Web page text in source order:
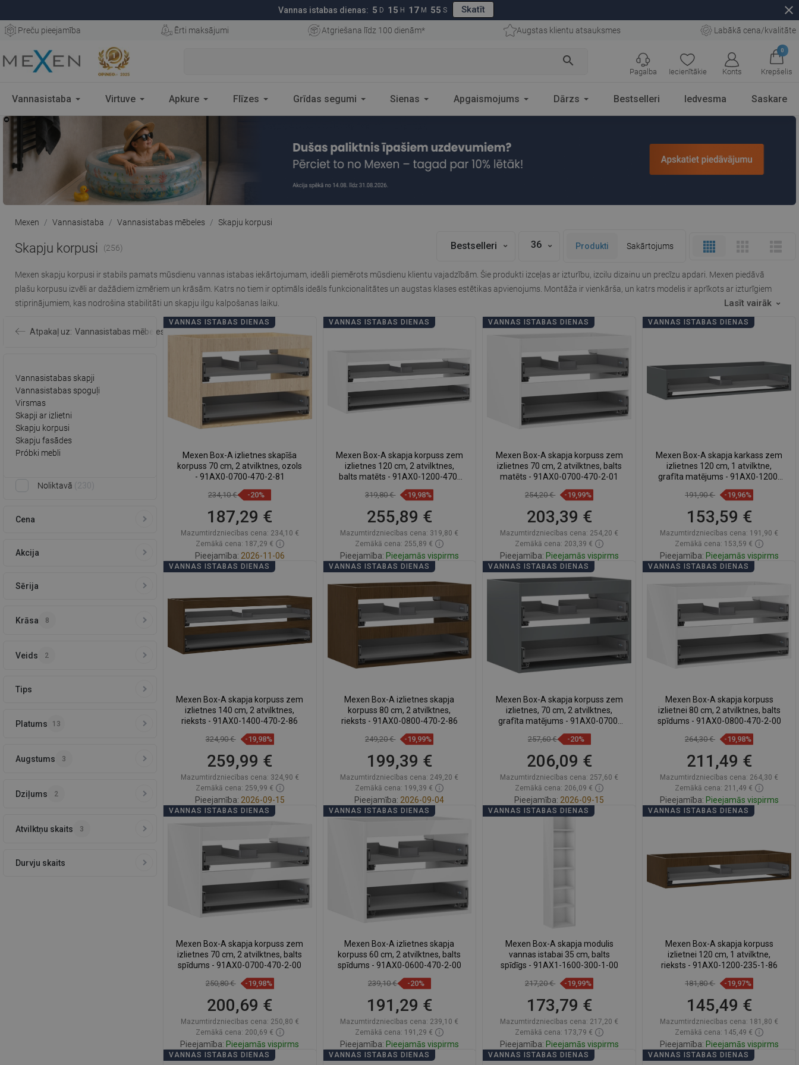
Vannas istabas dienas: 5 D 15 H 17 M 54 S Skatīt close
Preču pieejamība Ērti maksājumi Atgriešana līdz 100 dienām* Augstas klientu atsauksmes Labākā cena/kvalitāte
search
Iecienītākie Konts
0
Krepšelis
Pagalba
Vannasistaba Virtuve Apkure Flīzes Grīdas segumi Sienas Apgaismojums Dārzs Bestselleri Iedvesma Saskare
Mexen Vannasistaba Vannasistabas mēbeles Skapju korpusi
Skapju korpusi (256) Bestselleri 36 Produkti Sakārtojums
Mexen skapju korpusi ir stabils pamats mūsdienu vannas istabas iekārtojumam, ideāli piemērots mūsdienu klientu vajadzībām. Šie produkti izceļas ar izturību, izcilu dizainu un precīzu apdari. Mexen piedāvā
plašu korpusu izvēli ar dažādiem izmēriem un krāsām. Katrs no tiem ir optimāls ideāls funkcionalitātes un augstas klases estētikas apvienojums. Montāža ir vienkārša, un katrs modelis ir aprīkots ar izturīgiem
stiprinājumiem, kas nodrošina stabilitāti un skapju ilgu kalpošanas laiku.
Lasīt vairāk
Vannasistabas skapji
Vannasistabas spoguļi
Virsmas
Skapji ar izlietni
Skapju korpusi
Skapju fasādes
Próbki mebli
Noliktavā 230
Cena
Akcija
Sērija
Krāsa 8
Veids 2
Tips
Platums 13
Augstums 3
Dziļums 2
Atvilktņu skaits 3
Durvju skaits
Atpakaļ uz: Vannasistabas mēbeles
VANNAS ISTABAS DIENAS
Mexen Box-A izlietnes skapīša
korpuss 70 cm, 2 atvilktnes, ozols
- 91AX0-0700-470-2-81
234,10 € -20%
187,29 €
Mazumtirdzniecības cena: 234,10 €
Zemākā cena: 187,29 €
Pieejamība: 2026-11-06
Iecienītākie
Salīdzināt
VANNAS ISTABAS DIENAS
Mexen Box-A skapja korpuss zem
izlietnes 120 cm, 2 atvilktnes,
balts matēts - 91AX0-1200-470-
2-01
319,80 € -19,98%
255,89 €
Mazumtirdzniecības cena: 319,80 €
Zemākā cena: 255,89 €
Pieejamība: Pieejamās vispirms
Ielikt grozā
favorite_border Iecienītākie
Salīdzināt
VANNAS ISTABAS DIENAS
Mexen Box-A skapja korpuss zem
izlietnes 70 cm, 2 atvilktnes, balts
matēts - 91AX0-0700-470-2-01
254,20 € -19,99%
203,39 €
Mazumtirdzniecības cena: 254,20 €
Zemākā cena: 203,39 €
Pieejamība: Pieejamās vispirms
Ielikt grozā
favorite_border Iecienītākie
Salīdzināt
VANNAS ISTABAS DIENAS
Mexen Box-A skapja karkass zem
izlietnes 120 cm, 1 atvilktne,
grafīta matējums - 91AX0-1200-
235-1-66
191,90 € -19,96%
153,59 €
Mazumtirdzniecības cena: 191,90 €
Zemākā cena: 153,59 €
Pieejamība: Pieejamās vispirms
favorite_border Iecienītākie
VANNAS ISTABAS DIENAS
Mexen Box-A skapja korpuss zem
izlietnes 140 cm, 2 atvilktnes,
rieksts - 91AX0-1400-470-2-86
324,90 € -19,98%
259,99 €
Mazumtirdzniecības cena: 324,90 €
Zemākā cena: 259,99 €
Pieejamība: 2026-09-15
favorite_border Iecienītākie
Salīdzināt
VANNAS ISTABAS DIENAS
Mexen Box-A izlietnes skapja
korpuss 80 cm, 2 atvilktnes,
rieksts - 91AX0-0800-470-2-86
249,20 € -19,99%
199,39 €
Mazumtirdzniecības cena: 249,20 €
Zemākā cena: 199,39 €
Pieejamība: 2026-09-04
Iecienītākie
Salīdzināt
VANNAS ISTABAS DIENAS
Mexen Box-A skapja korpuss zem
izlietnes, 70 cm, 2 atvilktnes,
grafīta matējums - 91AX0-0700-
470-2-66
257,60 € -20%
206,09 €
Mazumtirdzniecības cena: 257,60 €
Zemākā cena: 206,09 €
Pieejamība: 2026-09-15
VANNAS ISTABAS DIENAS
Mexen Box-A skapja korpuss
izlietnei 80 cm, 2 atvilktnes, balts
spīdums - 91AX0-0800-470-2-00
264,30 € -19,98%
211,49 €
Mazumtirdzniecības cena: 264,30 €
Zemākā cena: 211,49 €
Pieejamība: Pieejamās vispirms
VANNAS ISTABAS DIENAS
Mexen Box-A skapja korpuss zem
izlietnes 70 cm, 2 atvilktnes, balts
spīdums - 91AX0-0700-470-2-00
250,80 € -19,98%
200,69 €
Mazumtirdzniecības cena: 250,80 €
Zemākā cena: 200,69 €
Pieejamība: Pieejamās vispirms
VANNAS ISTABAS DIENAS
Mexen Box-A izlietnes skapja
korpuss 60 cm, 2 atvilktnes, balts
spīdums - 91AX0-0600-470-2-00
239,10 € -20%
191,29 €
Mazumtirdzniecības cena: 239,10 €
Zemākā cena: 191,29 €
Pieejamība: Pieejamās vispirms
VANNAS ISTABAS DIENAS
Mexen Box-A skapja modulis
vannas istabai 35 cm, balts
spīdīgs - 91AX1-1600-300-1-00
217,20 € -19,99%
173,79 €
Mazumtirdzniecības cena: 217,20 €
Zemākā cena: 173,79 €
Pieejamība: Pieejamās vispirms
VANNAS ISTABAS DIENAS
Mexen Box-A skapja korpuss
izlietnei 120 cm, 1 atvilktne,
rieksts - 91AX0-1200-235-1-86
181,80 € -19,97%
145,49 €
Mazumtirdzniecības cena: 181,80 €
Zemākā cena: 145,49 €
Pieejamība: Pieejamās vispirms
VANNAS ISTABAS DIENAS VANNAS ISTABAS DIENAS VANNAS ISTABAS DIENAS VANNAS ISTABAS DIENAS